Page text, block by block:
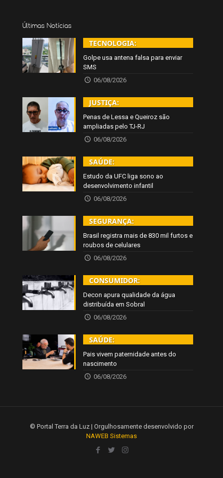
Últimas Notícias
TECNOLOGIA:
Golpe usa antena falsa para enviar
SMS
06/08/2026
JUSTIÇA:
Penas de Lessa e Queiroz são
ampliadas pelo TJ-RJ
06/08/2026
SAÚDE:
Estudo da UFC liga sono ao
desenvolvimento infantil
06/08/2026
SEGURANÇA:
Brasil registra mais de 830 mil furtos e
roubos de celulares
06/08/2026
CONSUMIDOR:
Decon apura qualidade da água
distribuída em Sobral
06/08/2026
SAÚDE:
Pais vivem paternidade antes do
nascimento
06/08/2026
© Portal Terra da Luz | Orgulhosamente desenvolvido por
NAWEB Sistemas